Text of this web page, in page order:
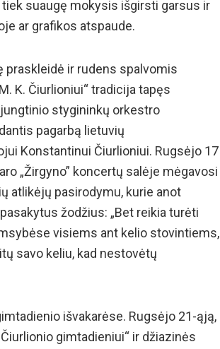
tiek suaugę mokysis išgirsti garsus ir
ar grafikos atspaude.
ir rudens spalvomis
K. Čiurlioniui“ tradicija tapęs
stygininkų orkestro
pagarbą lietuvių
Konstantinui Čiurlioniui. Rugsėjo 17
„Žirgyno” koncertų salėje mėgavosi
atlikėjų pasirodymu, kurie anot
žodžius: „Bet reikia turėti
visiems ant kelio stovintiems,
savo keliu, kad nestovėtų
išvakarėse. Rugsėjo 21-ąją,
gimtadieniui“ ir džiazinės